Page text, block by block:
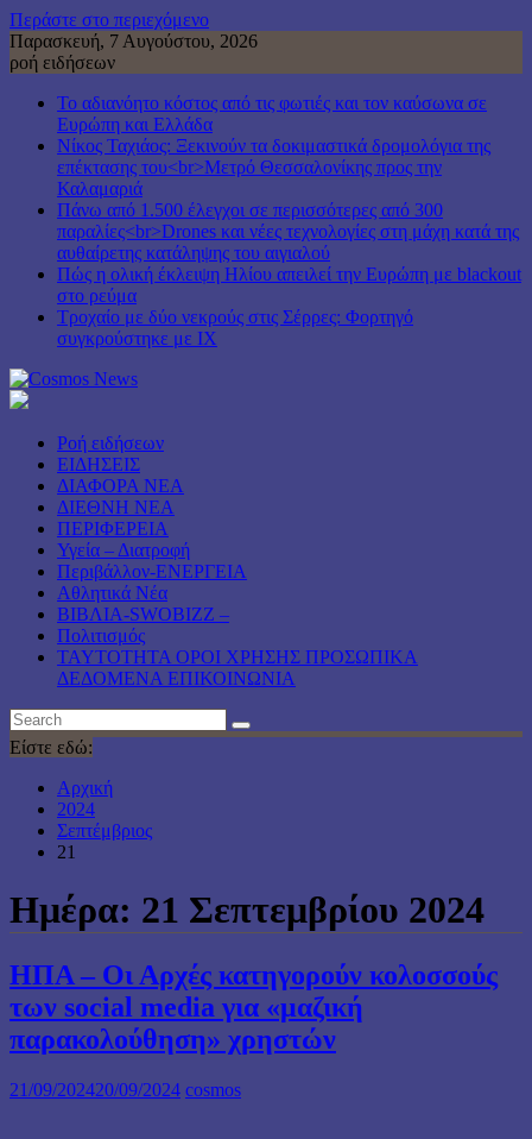
Περάστε στο περιεχόμενο
Παρασκευή, 7 Αυγούστου, 2026
ροή ειδήσεων
Το αδιανόητο κόστος από τις φωτιές και τον καύσωνα σε
Ευρώπη και Ελλάδα
Νίκος Ταχιάος: Ξεκινούν τα δοκιμαστικά δρομολόγια της
επέκτασης του<br>Μετρό Θεσσαλονίκης προς την
Καλαμαριά
Πάνω από 1.500 έλεγχοι σε περισσότερες από 300
παραλίες<br>Drones και νέες τεχνολογίες στη μάχη κατά της
αυθαίρετης κατάληψης του αιγιαλού
Πώς η ολική έκλειψη Ηλίου απειλεί την Ευρώπη με blackout
στο ρεύμα
Τροχαίο με δύο νεκρούς στις Σέρρες: Φορτηγό
συγκρούστηκε με ΙΧ
Ροή ειδήσεων
ΕΙΔΗΣΕΙΣ
ΔΙΑΦΟΡΑ ΝΕΑ
ΔΙΕΘΝΗ ΝΕΑ
ΠΕΡΙΦΕΡΕΙΑ
Υγεία – Διατροφή
Περιβάλλον-ΕΝΕΡΓΕΙΑ
Αθλητικά Νέα
ΒΙΒΛΙΑ-SWOBIZZ –
Πολιτισμός
TAYTOTHTA ΟΡΟΙ ΧΡΗΣΗΣ ΠΡΟΣΩΠΙΚΑ
ΔΕΔΟΜΕΝΑ ΕΠΙΚΟΙΝΩΝΙΑ
Είστε εδώ:
Αρχική
2024
Σεπτέμβριος
21
Ημέρα: 21 Σεπτεμβρίου 2024
ΗΠΑ – Οι Αρχές κατηγορούν κολοσσούς
των social media για «μαζική
παρακολούθηση» χρηστών
21/09/202420/09/2024 cosmos